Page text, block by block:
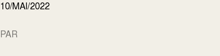
10/MAI/2022
PAR